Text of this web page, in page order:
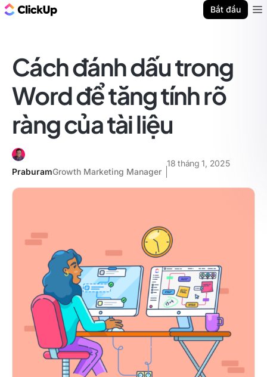
Bắt đầu
Cách đánh dấu trong
Word để tăng tính rõ
ràng của tài liệu
PraburamGrowth Marketing Manager
18 tháng 1, 2025